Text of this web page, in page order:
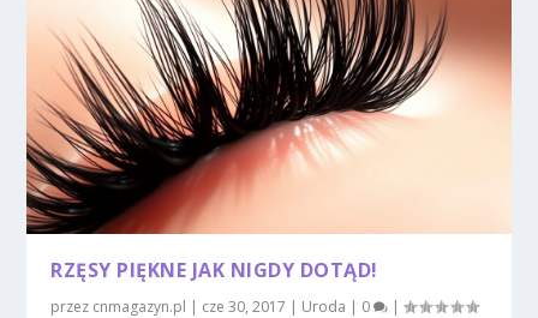
RZĘSY PIĘKNE JAK NIGDY DOTĄD!
przez cnmagazyn.pl | cze 30, 2017 | Uroda | 0 |